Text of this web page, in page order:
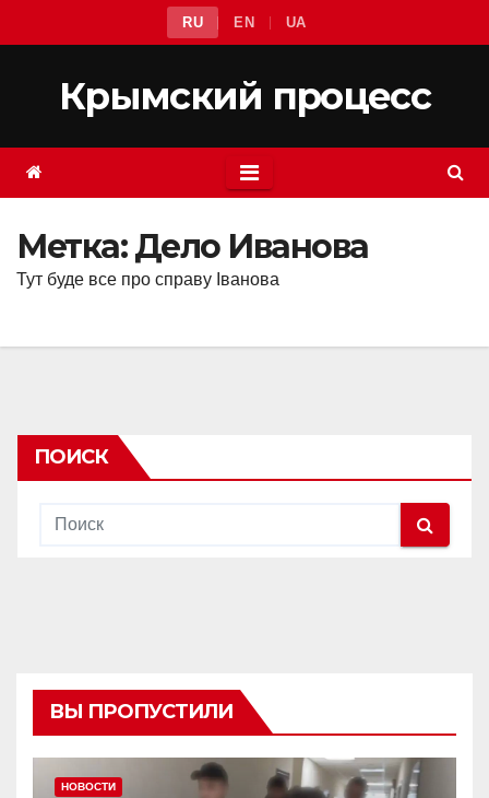
к
содержимому
RU EN UA
Крымский процесс
Метка:Дело Иванова
Тут буде все про справу Іванова
ПОИСК
ВЫ ПРОПУСТИЛИ
НОВОСТИ